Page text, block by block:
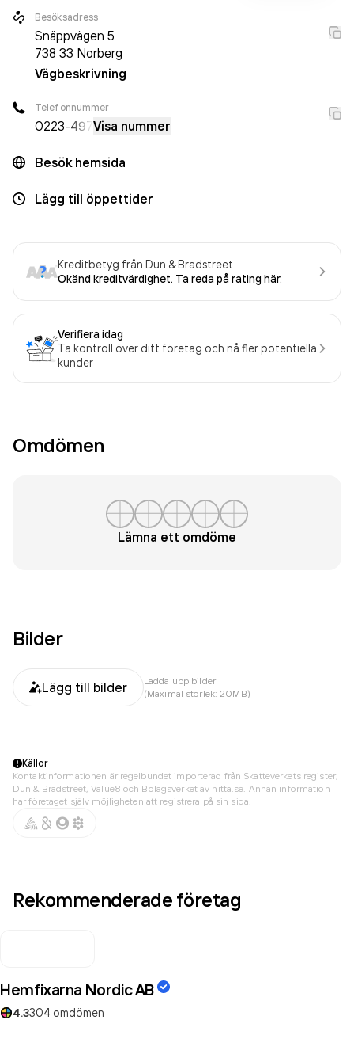
Besöksadress
Snäppvägen 5
738 33 Norberg
Vägbeskrivning
Telefonnummer
0223-497Visa nummer
Besök hemsida
Lägg till öppettider
Kreditbetyg från Dun & Bradstreet
Okänd kreditvärdighet. Ta reda på rating här.
Verifiera idag
Ta kontroll över ditt företag och nå fler potentiella
kunder
Omdömen
Lämna ett omdöme
Bilder
Lägg till bilder
Ladda upp bilder
(Maximal storlek: 20MB)
Källor
Kontaktinformationen är regelbundet importerad från Skatteverkets register,
Dun & Bradstreet, Value8 och Bolagsverket av hitta.se. Annan information
har företaget själv möjligheten att registrera på sin sida.
Rekommenderade företag
Hemfixarna Nordic AB
4.3304 omdömen